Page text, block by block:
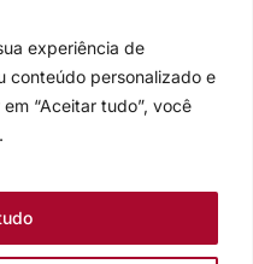
experiência de
conteúdo personalizado e
“Aceitar tudo”, você
Luterana no Brasil
202/4º andar Centro -